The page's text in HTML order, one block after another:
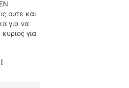
ουτε και
για να
για